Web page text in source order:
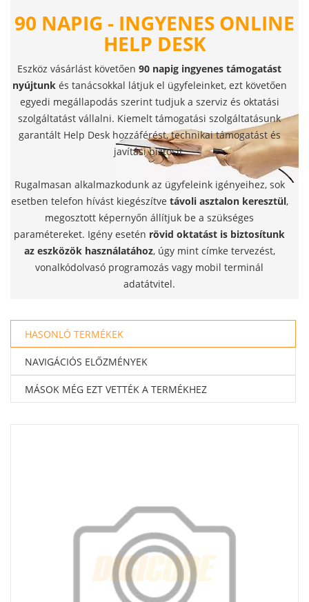
90 NAPIG - INGYENES ONLINE
HELP DESK
Eszköz vásárlást követően 90 napig ingyenes támogatást
nyújtunkés tanácsokkal látjuk el ügyfeleinket, ezt követően
egyedi megállapodás szerint tudjuk a szerviz és oktatási
szolgáltatást vállalni. Kiemelt támogatási szolgáltatásunk
garantált Help Desk hozzáférést, technikai támogatást és
javítási biztosít.
Rugalmasan alkalmazkodunk az ügyfeleink igényeihez, sok
esetben telefon hívást kiegészítve távoli asztalon keresztül,
megosztott képernyőn állítjuk be a szükséges
paramétereket. Igény esetén rövid oktatást is biztosítunk
az eszközök használatához, úgy mint címke tervezést,
vonalkódolvasó programozás vagy mobil terminál
adatátvitel.
HASONLÓ TERMÉKEK
NAVIGÁCIÓS ELŐZMÉNYEK
MÁSOK MÉG EZT VETTÉK A TERMÉKHEZ